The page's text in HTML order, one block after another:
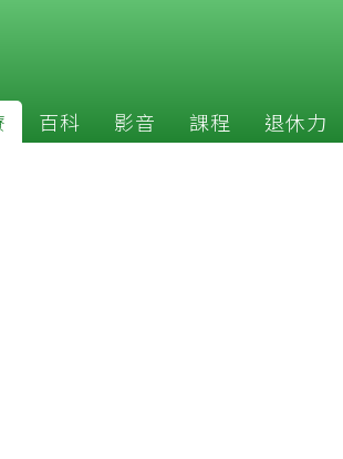
百科 影音 課程 退休力